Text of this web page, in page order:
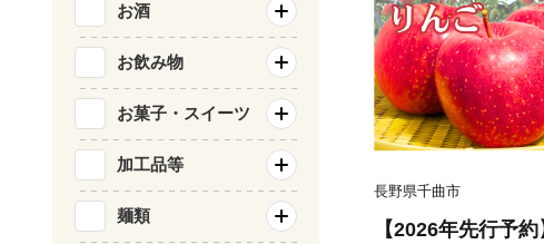
長野県千曲市
【2026年先行予
お酒
お飲み物
お菓子・スイーツ
加工品等
麺類